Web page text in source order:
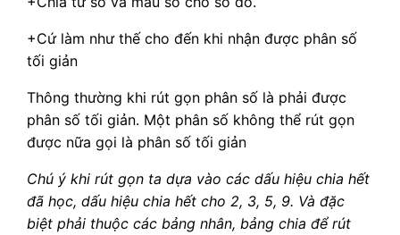
+Cứ làm như thế cho đến khi nhận được phân số
tối giản
Thông thường khi rút gọn phân số là phải được
phân số tối giản. Một phân số không thể rút gọn
được nữa gọi là phân số tối giản
Chú ý khi rút gọn ta dựa vào các dấu hiệu chia hết
đã học, dấu hiệu chia hết cho 2, 3, 5, 9. Và đặc
biệt phải thuộc các bảng nhân, bảng chia để rút